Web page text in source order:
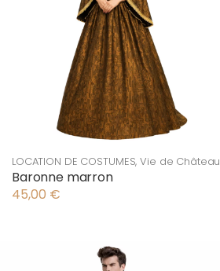
LOCATION DE COSTUMES,Vie de Château
Baronne marron
45,00 €